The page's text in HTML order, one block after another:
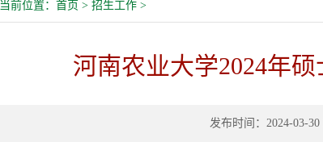
当前位置： 首页 > 招生工作 >
河南农业大学2024年
发布时间：2024-03-